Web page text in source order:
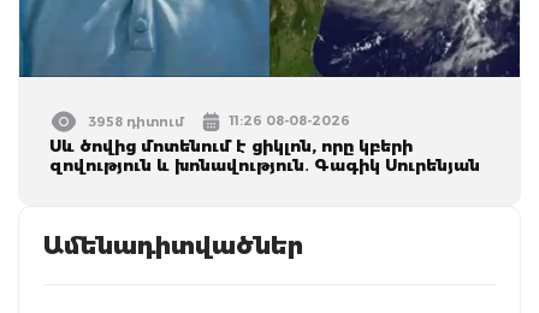
3958 դիտում 11:26 08-08-2026
Սև ծովից մոտենում է ցիկլոն, որը կբերի
զովություն և խոնավություն․ Գագիկ Սուրենյան
Ամենադիտվածներ